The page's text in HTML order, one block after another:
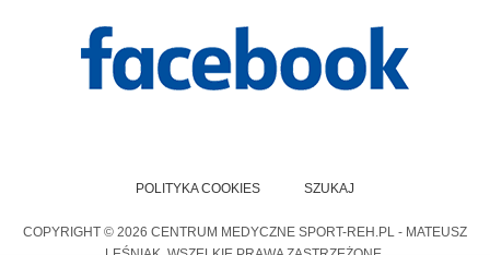
POLITYKA COOKIES SZUKAJ
COPYRIGHT © 2026 CENTRUM MEDYCZNE SPORT-REH.PL - MATEUSZ